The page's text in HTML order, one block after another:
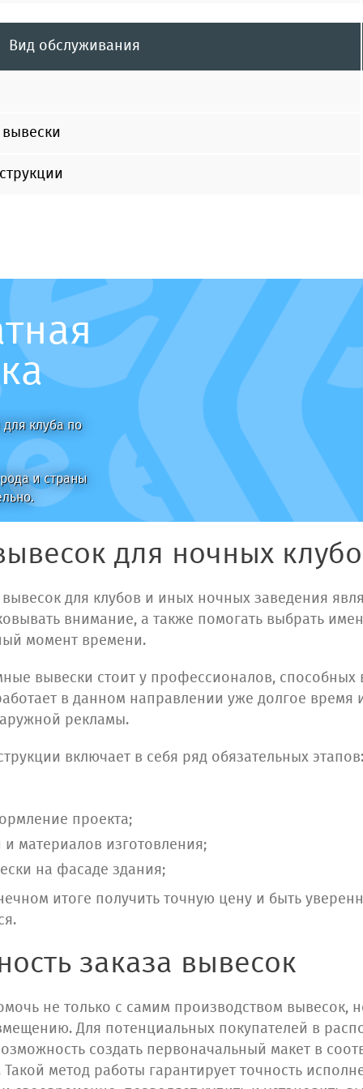
Вид обслуживания
клуба по
и страны
для ночных
для клубов и иных ночных заведения
внимание, а также помогать выбрать
момент времени.
вывески стоит у профессионалов,
в данном направлении уже долгое время
рекламы.
включает в себя ряд обязательных
проекта;
материалов изготовления;
на фасаде здания;
итоге получить точную цену и быть
заказа вывесок
не только с самим производством вывесок,
Для потенциальных покупателей в
создать первоначальный макет в
метод работы гарантирует точность